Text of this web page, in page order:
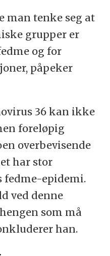
man tenke seg at
grupper er
og for
påpeker
36 kan ikke
foreløpig
overbevisende
har stor
fedme-epidemi.
ved denne
som må
han.